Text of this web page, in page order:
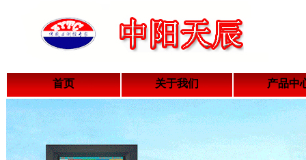
首页 关于我们 产品中